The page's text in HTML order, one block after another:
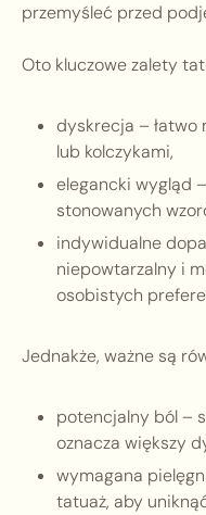
przemyśleć przed
Oto kluczowe zalety
dyskrecja – łatwo
lub kolczykami,
elegancki wygląd
stonowanych
indywidualne
niepowtarzalny i
osobistych
Jednakże, ważne są
potencjalny ból –
oznacza większy
wymagana
tatuaż, aby